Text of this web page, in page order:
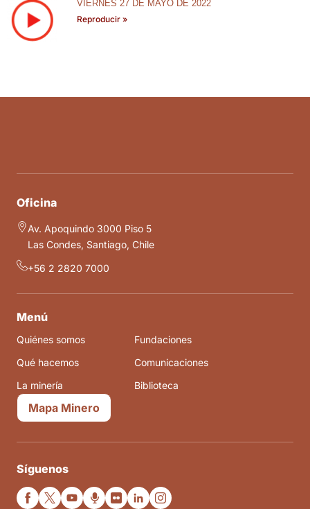
VIERNES 27 DE MAYO DE 2022
Reproducir »
Oficina
Av. Apoquindo 3000 Piso 5
Las Condes, Santiago, Chile
+56 2 2820 7000
Menú
Quiénes somos
Qué hacemos
La minería
Fundaciones
Comunicaciones
Biblioteca
Mapa Minero
Síguenos